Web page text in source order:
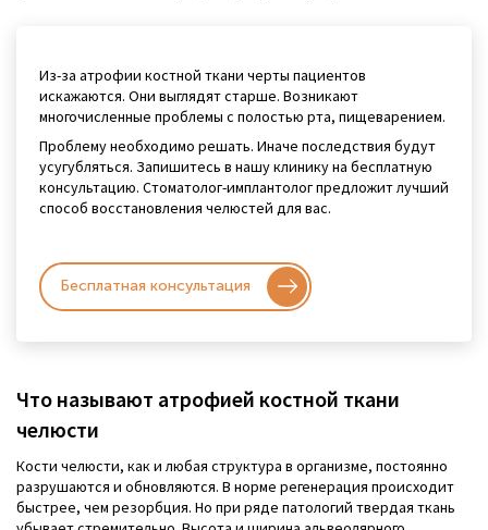
Из-за атрофии костной ткани черты пациентов
искажаются. Они выглядят старше. Возникают
многочисленные проблемы с полостью рта, пищеварением.
Проблему необходимо решать. Иначе последствия будут
усугубляться. Запишитесь в нашу клинику на бесплатную
консультацию. Стоматолог-имплантолог предложит лучший
способ восстановления челюстей для вас.
Бесплатная консультация
Что называют атрофией костной ткани
челюсти
Кости челюсти, как и любая структура в организме, постоянно
разрушаются и обновляются. В норме регенерация происходит
быстрее, чем резорбция. Но при ряде патологий твердая ткань